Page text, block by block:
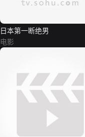
日本第一断绝男
电影